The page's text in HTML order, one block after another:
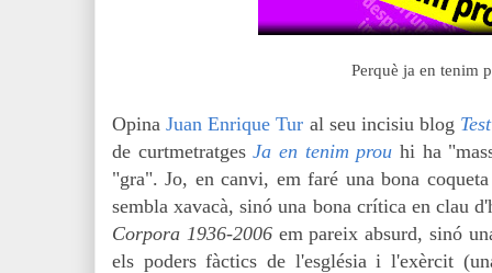
Perquè ja en tenim
OpinaJuan Enrique Tur al seu incisiu blog
de curtmetratgesJa en tenim prou hi ha
"gra". Jo, en canvi, em faré una bona
sembla xavacà, sinó una bona crítica en clau
Corpora 1936-2006 em pareix absurd, sinó
els poders fàctics de l'església i l'exèrcit